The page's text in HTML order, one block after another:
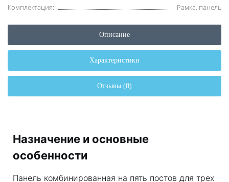
Комплектация:
Рамка, панель
Описание
Характеристики
Отзывы (0)
Назначение и основные
особенности
Панель комбинированная на пять постов для трех